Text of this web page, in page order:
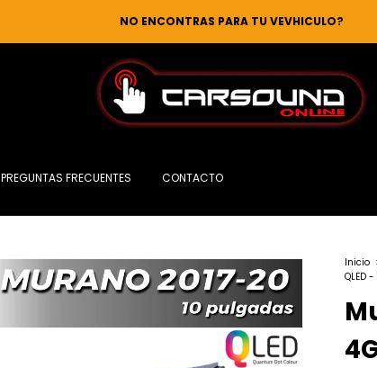
NO ENCONTRAS PARA TU VEVHICULO?
PREGUNTAS FRECUENTES
CONTACTO
Inicio
QLED